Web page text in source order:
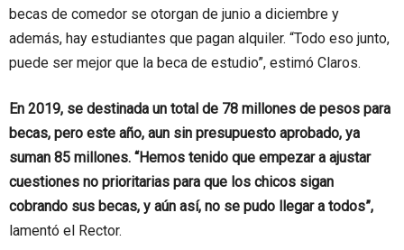
becas de comedor se otorgan de junio a diciembre y
además, hay estudiantes que pagan alquiler. “Todo eso junto,
puede ser mejor que la beca de estudio”, estimó Claros.
En 2019, se destinada un total de 78 millones de pesos para
becas, pero este año, aun sin presupuesto aprobado, ya
suman 85 millones. “Hemos tenido que empezar a ajustar
cuestiones no prioritarias para que los chicos sigan
cobrando sus becas, y aún así, no se pudo llegar a todos”,
lamentó el Rector.